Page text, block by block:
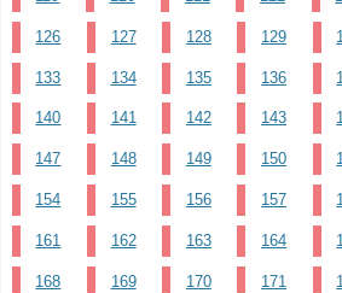
126 127 128 129
133 134 135 136
140 141 142 143
147 148 149 150
154 155 156 157
161 162 163 164
168 169 170 171